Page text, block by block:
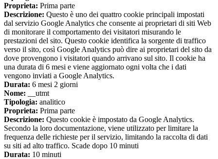
Proprieta: Prima parte
Descrizione: Questo è uno dei quattro cookie principali impostati
dal servizio Google Analytics che consente ai proprietari di siti Web
di monitorare il comportamento dei visitatori misurando le
prestazioni del sito. Questo cookie identifica la sorgente di traffico
verso il sito, così Google Analytics può dire ai proprietari del sito da
dove provengono i visitatori quando arrivano sul sito. Il cookie ha
una durata di 6 mesi e viene aggiornato ogni volta che i dati
vengono inviati a Google Analytics.
Durata: 6 mesi 2 giorni
Nome: __utmt
Tipologia: analitico
Proprieta: Prima parte
Descrizione: Questo cookie è impostato da Google Analytics.
Secondo la loro documentazione, viene utilizzato per limitare la
frequenza delle richieste per il servizio, limitando la raccolta di dati
su siti ad alto traffico. Scade dopo 10 minuti
Durata: 10 minuti